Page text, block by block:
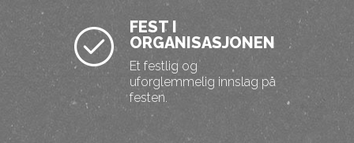
FEST I
ORGANISASJONEN
Et festlig og
uforglemmelig innslag på
festen.